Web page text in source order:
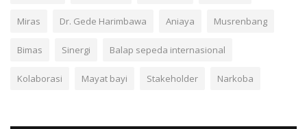
Miras Dr. Gede Harimbawa Aniaya Musrenbang
Bimas Sinergi Balap sepeda internasional
Kolaborasi Mayat bayi Stakeholder Narkoba